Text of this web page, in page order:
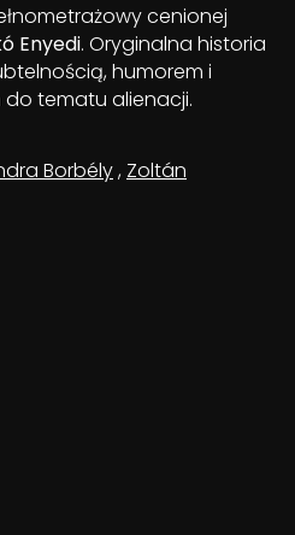
cenionej
Enyedi. Oryginalna historia
humorem i
do tematu alienacji.
Borbély, Zoltán